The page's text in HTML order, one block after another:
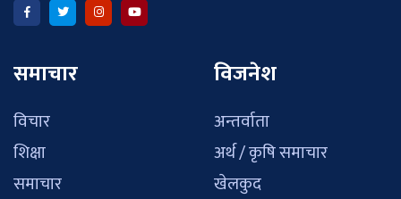
समाचार
विचार
शिक्षा
समाचार
विजनेश
अन्तर्वाता
अर्थ / कृषि समाचार
खेलकुद